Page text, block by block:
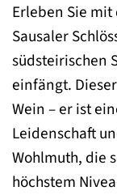
Erleben Sie mit
Sausaler
südsteirischen
einfängt.
Wein – er ist
Leidenschaft
Wohlmuth, die
höchstem